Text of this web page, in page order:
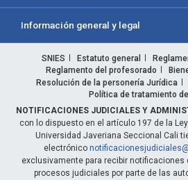
Información general y legal
SNIES Estatuto general
Reglamento del profesorado
Resolución de la personería Jurídica
Política de tratamiento
NOTIFICACIONES JUDICIALES Y
con lo dispuesto en el artículo 197 de la
Universidad Javeriana Seccional Cali
electrónico
exclusivamente para recibir
procesos judiciales por parte de las